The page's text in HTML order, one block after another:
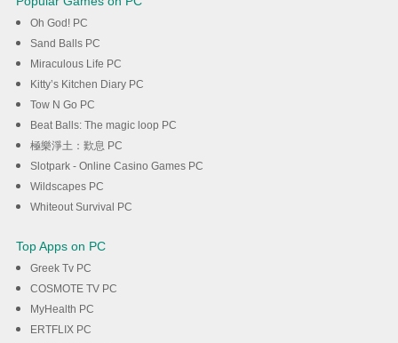
Oh God! PC
Sand Balls PC
Miraculous Life PC
Kitty’s Kitchen Diary PC
Tow N Go PC
Beat Balls: The magic loop PC
極樂淨土：歎息 PC
Slotpark - Online Casino Games PC
Wildscapes PC
Whiteout Survival PC
Top Apps on PC
Greek Tv PC
COSMOTE TV PC
MyHealth PC
ERTFLIX PC